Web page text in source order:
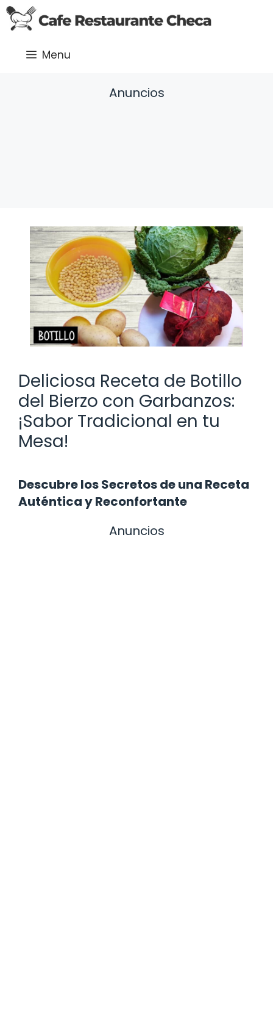
Saltar
al
Menu
Anuncios
Deliciosa Receta de Botillo
del Bierzo con Garbanzos:
¡Sabor Tradicional en tu
Mesa!
Descubre los Secretos de una Receta
Auténtica y Reconfortante
Anuncios